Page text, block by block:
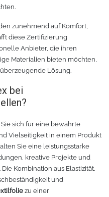
zunehmend auf Komfort,
diese Zertifizierung
Anbieter, die ihren
Materialien bieten möchten,
Lösung.
bei
sich für eine bewährte
Vielseitigkeit in einem Produkt
Sie eine leistungsstarke
kreative Projekte und
Kombination aus Elastizität,
und
zu einer